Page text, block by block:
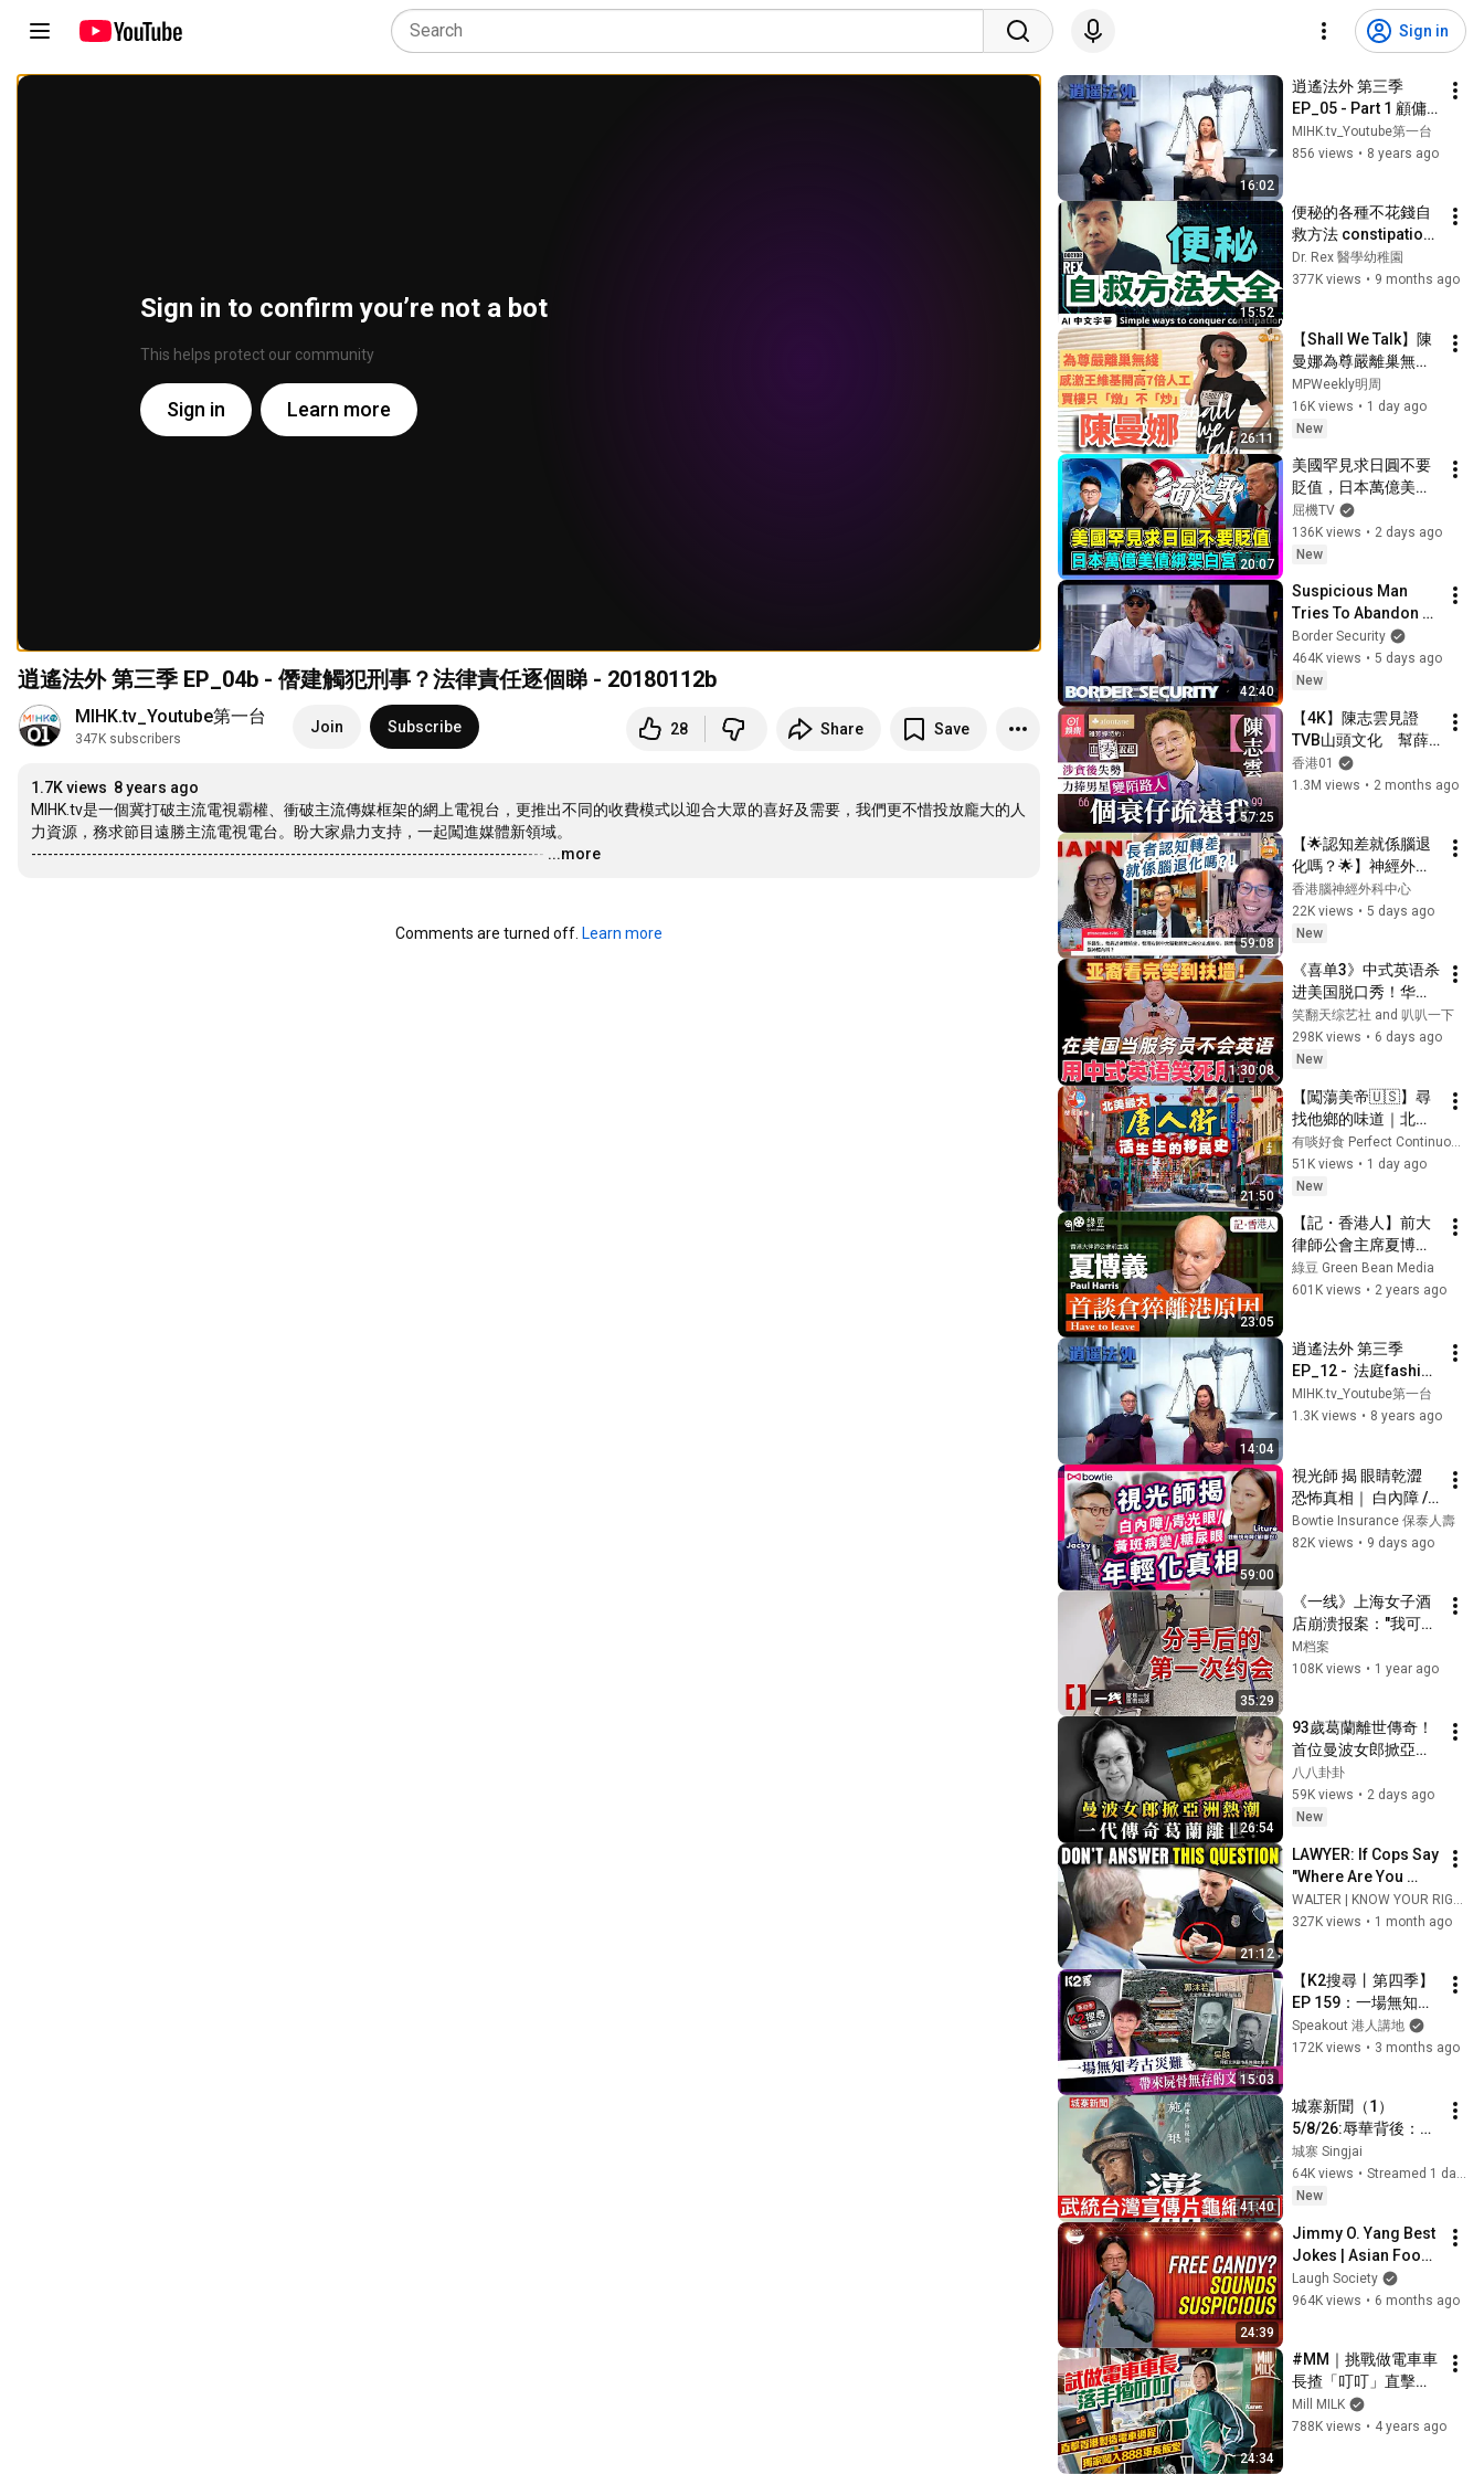
Sign in
Sign in to confirm you’re not a bot
This helps protect our community
Sign in Learn more
逍遙法外 第三季 EP_04b - 僭建觸犯刑事？法律責任逐個睇 - 20180112b
MIHK.tv_Youtube第一台
347K subscribers
Join Subscribe 28 Share Save
1.7K views 8 years ago
MIHK.tv是一個冀打破主流電視霸權、衝破主流傳媒框架的網上電視台，更推出不同的收費模式以迎合大眾的喜好及需要，我們更不惜投放龐大的人
力資源，務求節目遠勝主流電視電台。盼大家鼎力支持，一起闖進媒體新領域。
--------------------------------------------------------------------------------------------- …
...more
Comments are turned off. Learn more
16:02
逍遙法外 第三季
EP_05 - Part 1 顧傭
糾紛特別多，刑事民
事訴訟要分清楚 -
MIHK.tv_Youtube第一台
856 views • 8 years ago
15:52
便秘的各種不花錢自
救方法 constipation:
a comprehensive
self help guide
Dr. Rex 醫學幼稚園
377K views • 9 months ago
26:11
【Shall We Talk】陳
曼娜為尊嚴離巢無綫 |
感激王維基開高七倍
人工 | 買樓只「燉」
不「炒」 | 唱歌為圓
樂 | 陳曼娜專訪
MPWeekly明周
16K views • 1 day ago
New
20:07
美國罕見求日圓不要
貶值，日本萬億美債
綁架白宮籌碼！｜特
朗普邊救邊割，貝森
特待辦事項字條曝
楚歌！【屈機觀察
EP401】
屈機TV
136K views • 2 days ago
New
42:40
Suspicious Man
Tries To Abandon
His Bags At The
Border | DOUBLE
EPISODE | Border
Border Security
464K views • 5 days ago
New
57:25
【4K】陳志雲見證
TVB山頭文化　幫薛
家燕抽起女配提名：
我主角嚟 ｜由零說起
HOY｜迷雲黨｜
香港01
1.3M views • 2 months ago
59:08
【🌟認知差就係腦退
化嗎？🌟】神經外科
專科醫生熊偉民：逆
轉認知差有不同治療
選項
香港腦神經外科中心
22K views • 5 days ago
New
1:30:08
《喜单3》中式英语杀
进美国脱口秀！华裔
服务员不会英语，靠
口音把全场笑疯了！
#喜剧之王单口季 #
#funny #综艺
笑翻天综艺社 and 叭叭一下
298K views • 6 days ago
New
21:50
【闖蕩美帝🇺🇸】尋
找他鄉的味道｜北美
最大唐人街！捐窿捐
罅食勻百年傳奇老店
🥢｜Fortune Cookie
美茶樓始祖🥟歎百年
古董大酒樓｜拆解美
式中餐百年歷史｜三
藩市
有啖好食 Perfect Continuous Eat
51K views • 1 day ago
New
23:05
【記・香港人】前大
律師公會主席夏博義
首揭逃亡內幕！遭國
安警問話險入獄｜
reason for leaving
HK.
綠豆 Green Bean Media
601K views • 2 years ago
14:04
逍遙法外 第三季
EP_12 -  法庭fashion
有規矩，着啱dress
code防藐
MIHK.tv_Youtube第一台
1.3K views • 8 years ago
59:00
視光師 揭 眼睛乾澀
恐怖真相｜ 白內障 /
青光眼 / 糖尿上眼 / 黃
斑病變 嚴重可致 失
眼症 打工仔 必知 眼
乾 解決方法｜
#Bowtie
Bowtie Insurance 保泰人壽
82K views • 9 days ago
35:29
《一线》上海女子酒
店崩溃报案："我可能
被强奸了！"监控拍下
男子仓皇逃离...…细思
M档案
108K views • 1 year ago
26:54
93歲葛蘭離世傳奇！
首位曼波女郎掀亞洲
熱潮，揭野玫瑰之戀
被屈抄襲痛失影后｜
八八卦卦
八八卦卦
59K views • 2 days ago
New
21:12
LAWYER: If Cops Say
"Where Are You
Coming From?" —
Say THIS (One
327K views • 1 month ago
15:03
【K2搜尋丨第四季】
EP 159：一場無知考
古災難，帶來屍骨無
存的文物浩劫
Speakout 港人講地
172K views • 3 months ago
41:40
城寨新聞（1）
5/8/26:辱華背後：曼
谷機場大陸粉絲追星
阻泰航登機導致衝突
東京大學教授用五個
網站 醫護上繳護照，
不得出國 澎湖海戰宣
傳武統台灣暑假黃金
當期突然撒下 揭開背
城寨 Singjai
64K views •
Streamed 1 day ago
New
24:39
Jimmy O. Yang Best
Jokes | Asian Food,
Asian Parents &
More!
Laugh Society
964K views • 6 months ago
24:34
#MM｜挑戰做電車車
長揸「叮叮」直擊屈
地街製造電車過程 越
級挑戰120號古董電
Mill MILK
788K views • 4 years ago